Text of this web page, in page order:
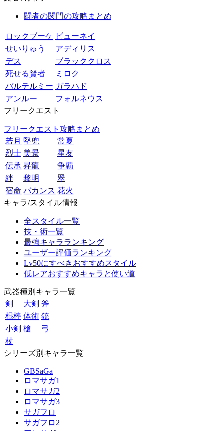
闘者の関門の攻略まとめ
ロックブーケ ビューネイ
せいりゅう
アディリス
デス
ブラッククロス
死せる賢者
ミロク
バルテルミー ガラハド
アンルー
フォルネウス
フリークエスト
フリークエスト攻略まとめ
若月 堅兜
常夏
烈士 美景
星友
伝承 昇龍
争覇
絆
黎明
翠
宿命 バカンス 花火
キャラ/スタイル情報
全スタイル一覧
技・術一覧
最強キャラランキング
ユーザー評価ランキング
Lv50にすべきおすすめスタイル
低レアおすすめキャラと使い道
武器種別キャラ一覧
剣
大剣 斧
棍棒 体術 銃
小剣 槍
弓
杖
シリーズ別キャラ一覧
GBSaGa
ロマサガ1
ロマサガ2
ロマサガ3
サガフロ
サガフロ2